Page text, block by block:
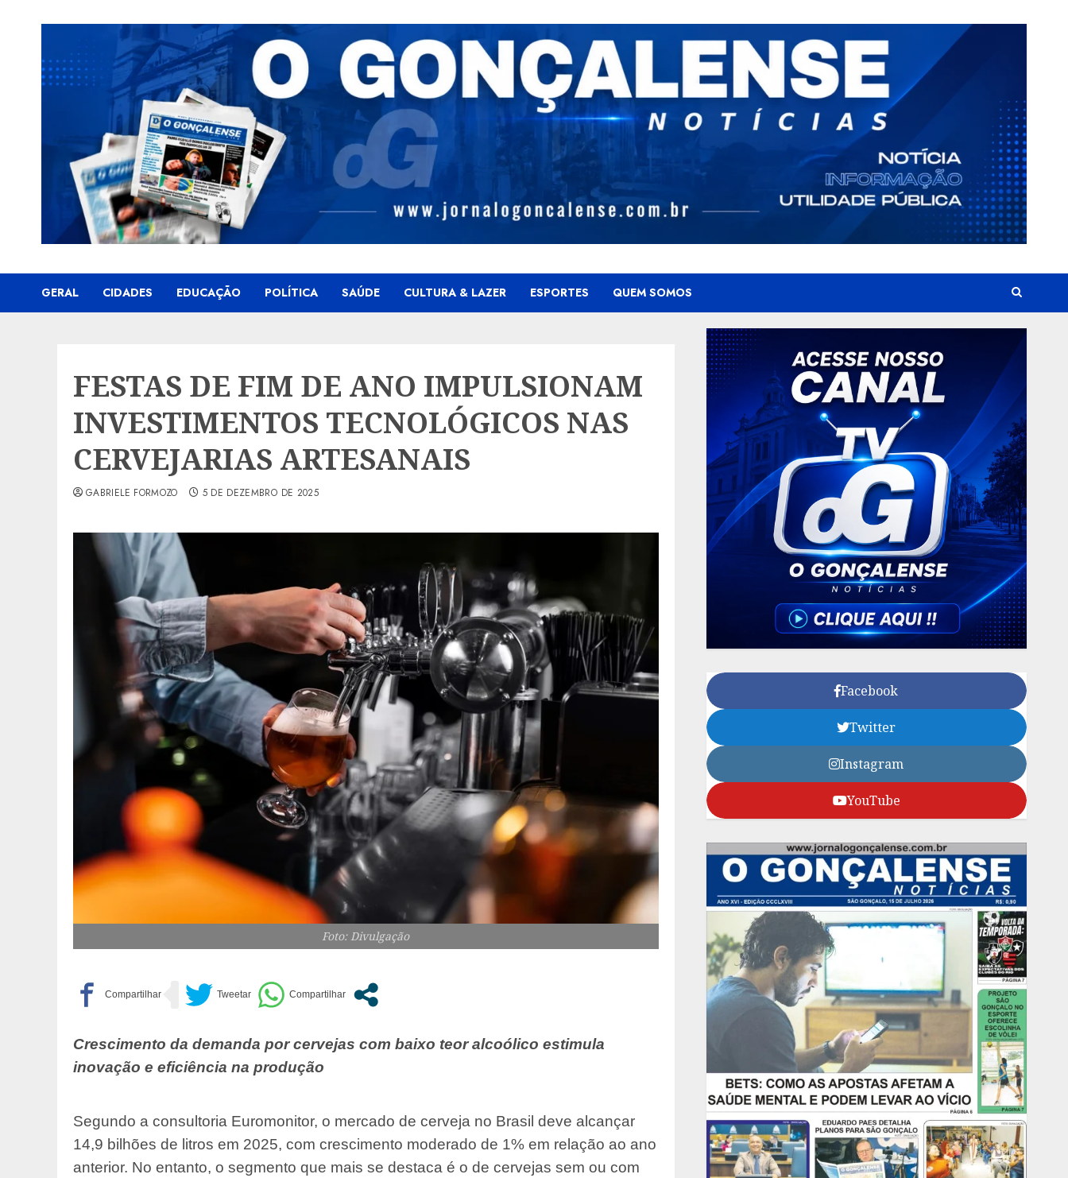
GERAL CIDADES EDUCAÇÃO POLÍTICA SAÚDE CULTURA & LAZER ESPORTES QUEM SOMOS
FESTAS DE FIM DE ANO IMPULSIONAM
INVESTIMENTOS TECNOLÓGICOS NAS
CERVEJARIAS ARTESANAIS
GABRIELE FORMOZO 5 DE DEZEMBRO DE 2025
Foto: Divulgação
Crescimento da demanda por cervejas com baixo teor alcoólico estimula
inovação e eficiência na produção
Segundo a consultoria Euromonitor, o mercado de cerveja no Brasil deve alcançar
14,9 bilhões de litros em 2025, com crescimento moderado de 1% em relação ao ano
anterior. No entanto, o segmento que mais se destaca é o de cervejas sem ou com
Facebook
Twitter
Instagram
YouTube